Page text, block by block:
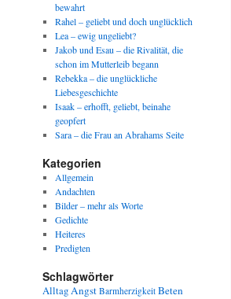
bewahrt
Rahel – geliebt und doch unglücklich
Lea – ewig ungeliebt?
Jakob und Esau – die Rivalität, die
schon im Mutterleib begann
Rebekka – die unglückliche
Liebesgeschichte
Isaak – erhofft, geliebt, beinahe
geopfert
Sara – die Frau an Abrahams Seite
Kategorien
Allgemein
Andachten
Bilder – mehr als Worte
Gedichte
Heiteres
Predigten
Schlagwörter
AlltagAngst Barmherzigkeit Beten